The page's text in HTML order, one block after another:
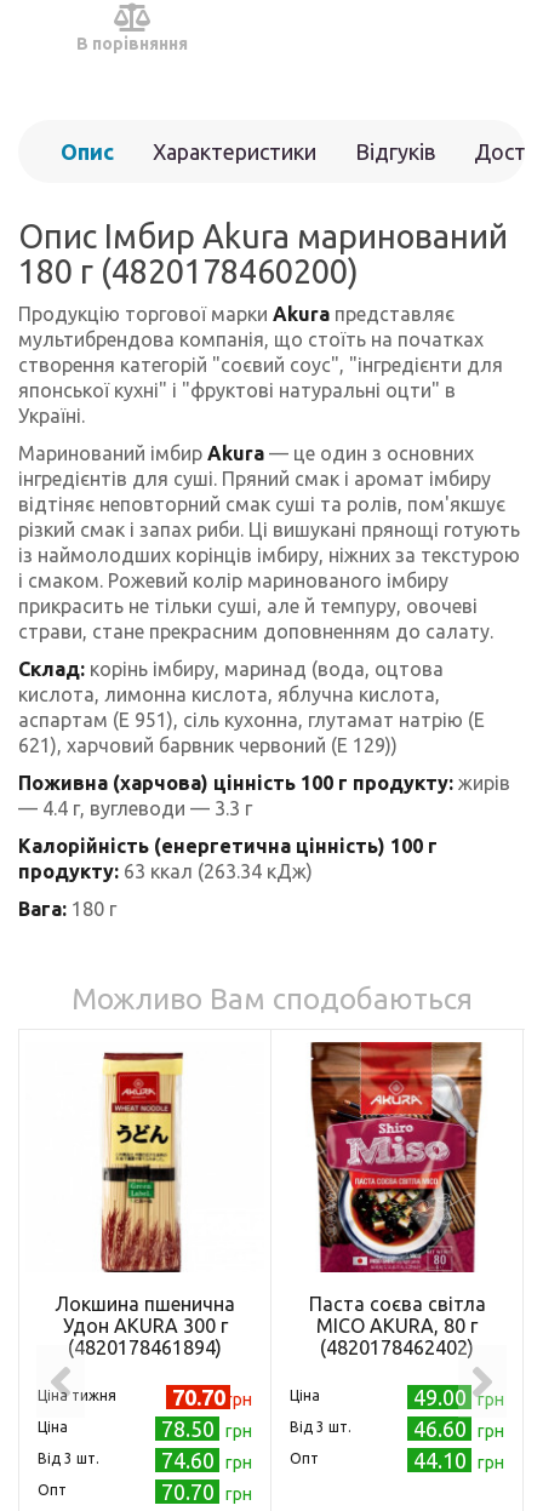
В порівняння
Опис Характеристики Відгуків
Опис Імбир Akura маринований
180 г (4820178460200)
Продукцію торгової марки Akura представляє
мультибрендова компанія, що стоїть на початках
створення категорій "соєвий соус", "інгредієнти для
японської кухні" і "фруктові натуральні оцти" в
Україні.
Маринований імбир Akura — це один з основних
інгредієнтів для суші. Пряний смак і аромат імбиру
відтіняє неповторний смак суші та ролів, пом'якшує
різкий смак і запах риби. Ці вишукані прянощі готують
із наймолодших корінців імбиру, ніжних за текстурою
і смаком. Рожевий колір маринованого імбиру
прикрасить не тільки суші, але й темпуру, овочеві
страви, стане прекрасним доповненням до салату.
Склад: корінь імбиру, маринад (вода, оцтова
кислота, лимонна кислота, яблучна кислота,
аспартам (Е 951), сіль кухонна, глутамат натрію (Е
621), харчовий барвник червоний (Е 129))
Поживна (харчова) цінність 100 г продукту: жирів
— 4.4 г, вуглеводи — 3.3 г
Калорійність (енергетична цінність) 100 г
продукту: 63 ккал (263.34 кДж)
Вага: 180 г
Можливо Вам сподобаються
Локшина пшенична
Удон AKURA 300 г
(4820178461894)
Ціна тижня 70.70 грн
Ціна 78.50 грн
Від 3 шт. 74.60 грн
Опт 70.70 грн
Паста соєва світла
МІСО AKURA, 80 г
(4820178462402)
Ціна 49.00 грн
Від 3 шт. 46.60 грн
Опт 44.10 грн